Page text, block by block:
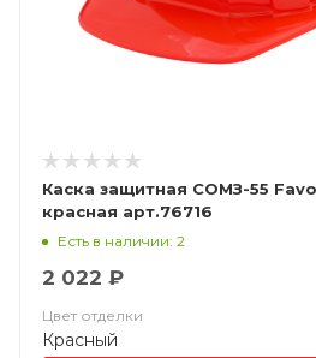
Каска защитная СОМЗ-55
красная арт.76716
Есть в наличии: 2
2 022 ₽
Цвет отделки
Красный